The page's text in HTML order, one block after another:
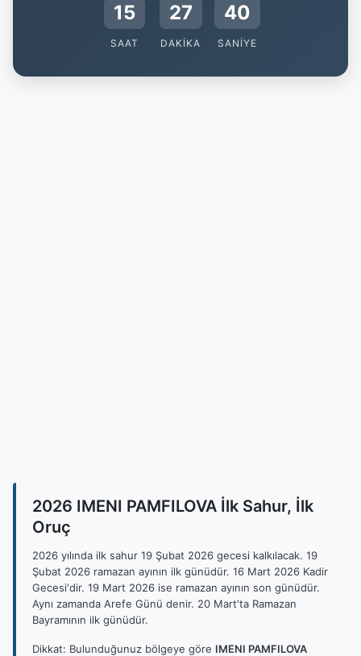
15
SAAT
27
DAKIKA
40
SANIYE
2026 IMENI PAMFILOVA İlk Sahur, İlk
Oruç
2026 yılında ilk sahur 19 Şubat 2026 gecesi kalkılacak. 19
Şubat 2026 ramazan ayının ilk günüdür. 16 Mart 2026 Kadir
Gecesi'dir. 19 Mart 2026 ise ramazan ayının son günüdür.
Aynı zamanda Arefe Günü denir. 20 Mart'ta Ramazan
Bayramının ilk günüdür.
Dikkat: Bulunduğunuz bölgeye göre IMENI PAMFILOVA